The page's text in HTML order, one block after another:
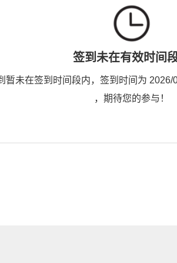
签到未在有效时间
暂未在签到时间段内，签到时间为
，期待您的参与！